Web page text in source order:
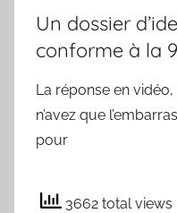
Un dossier
conforme à la
La réponse en
n’avez que
pour
3662 total views